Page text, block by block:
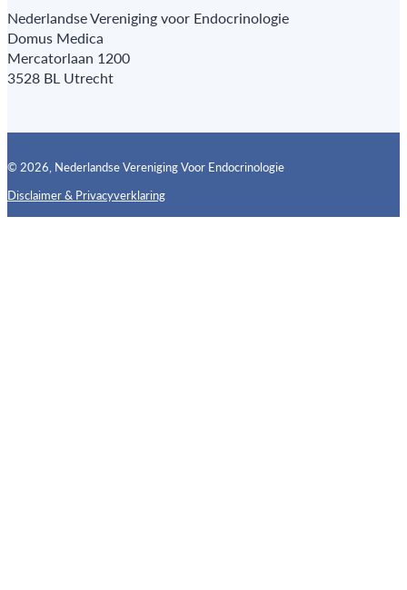
Nederlandse Vereniging voor Endocrinologie
Domus Medica
Mercatorlaan 1200
3528 BL Utrecht
© 2026, Nederlandse Vereniging Voor Endocrinologie
Disclaimer & PrivacyverklaringFollow us on X